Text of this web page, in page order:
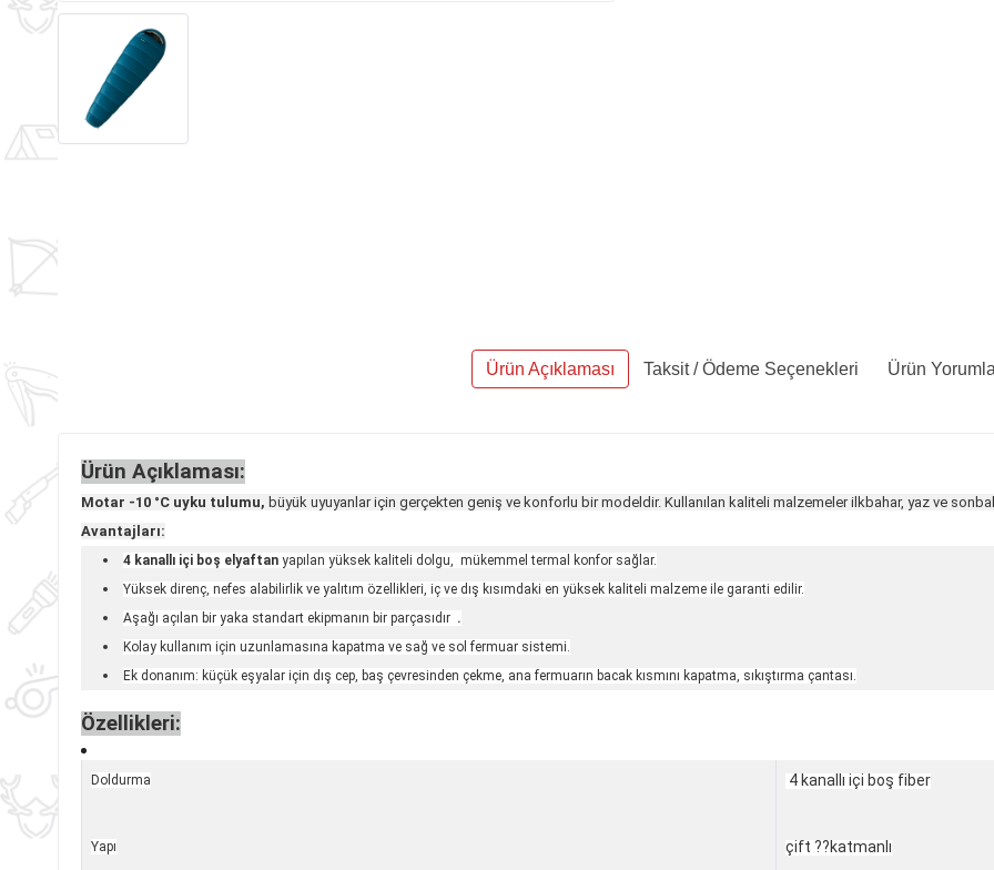
Ürün Açıklaması Taksit / Ödeme Seçenekleri Ürün
Ürün Açıklaması:
Motar -10 °C uyku tulumu, büyük uyuyanlar için gerçekten geniş ve konforlu bir modeldir. Kullanılan kaliteli malzemeler ilkbahar, yaz ve
Avantajları:
4 kanallı içi boş elyaftan yapılan yüksek kaliteli dolgu, mükemmel termal konfor sağlar.
Yüksek direnç, nefes alabilirlik ve yalıtım özellikleri, iç ve dış kısımdaki en yüksek kaliteli malzeme ile garanti edilir.
Aşağı açılan bir yaka standart ekipmanın bir parçasıdır .
Kolay kullanım için uzunlamasına kapatma ve sağ ve sol fermuar sistemi.
Ek donanım: küçük eşyalar için dış cep, baş çevresinden çekme, ana fermuarın bacak kısmını kapatma, sıkıştırma çantası.
Özellikleri:
Doldurma 4 kanallı içi boş fiber
Yapı çift ??katmanlı